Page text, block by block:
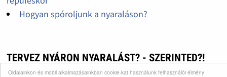
Oldalainkon és mobil alkalmazásainkban cookie-kat használunk felhasználói élmény
Hogyan spóroljunk a nyaraláson?
TERVEZ NYÁRON NYARALÁST? - SZERINTED?!